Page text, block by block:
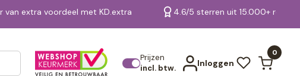
van extra voordeel met KD.extra 4.6/5 sterren uit 15.000+
Prijzen
incl. btw.
Inloggen
0
Bekijk alle resultaten